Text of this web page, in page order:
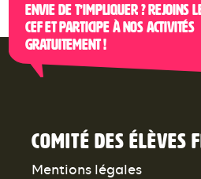
Envie de t’impliquer ? Rejoins
CEF et participe à nos activités
gratuitement !
Comité des élèves
Mentions légales